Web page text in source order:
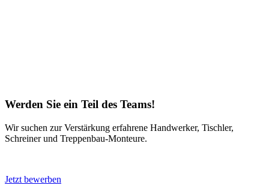
Werden Sie ein Teil des Teams!
Wir suchen zur Verstärkung erfahrene Handwerker, Tischler,
Schreiner und Treppenbau-Monteure.
Jetzt bewerben